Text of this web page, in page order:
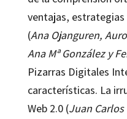
ventajas,
(Ana Ojanguren,
Ana Mª González y
Pizarras Digitales
características. La
Web 2.0 (Juan Carlos